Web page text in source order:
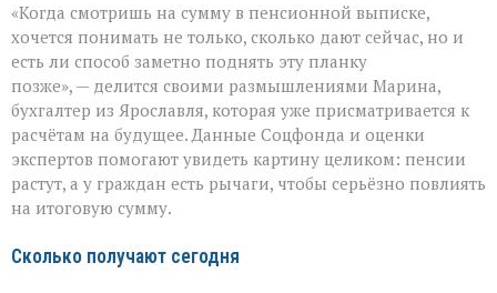
в
России:
платят
и
как
можно
увеличить
выплаты
«Когда смотришь на сумму в пенсионной выписке,
хочется понимать не только, сколько дают сейчас, но и
есть ли способ заметно поднять эту планку
позже», — делится своими размышлениями Марина,
бухгалтер из Ярославля, которая уже присматривается к
расчётам на будущее. Данные Соцфонда и оценки
экспертов помогают увидеть картину целиком: пенсии
растут, а у граждан есть рычаги, чтобы серьёзно повлиять
на итоговую сумму.
Сколько получают сегодня